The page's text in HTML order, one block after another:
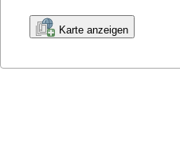
Karte anzeigen